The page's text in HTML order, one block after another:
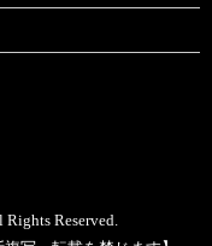
Reserved.